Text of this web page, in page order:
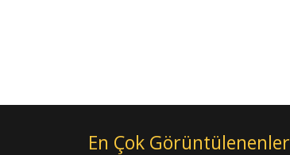
En Çok Görüntülenenler